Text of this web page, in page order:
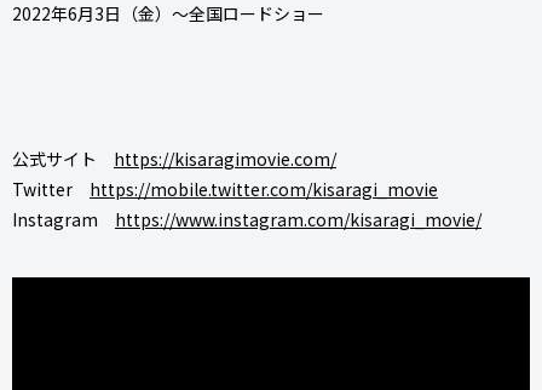
2022年6月3日（金）～全国ロードショー
公式サイト https://kisaragimovie.com/
Twitter https://mobile.twitter.com/kisaragi_movie
Instagram https://www.instagram.com/kisaragi_movie/